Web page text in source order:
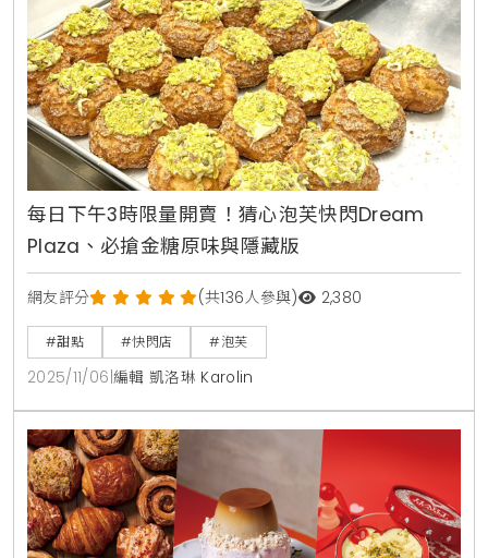
每日下午3時限量開賣！猜心泡芙快閃Dream
Plaza、必搶金糖原味與隱藏版
網友評分 (共136人參與) 2,380
#甜點 #快閃店 #泡芙
2025/11/06 編輯 凱洛琳 Karolin